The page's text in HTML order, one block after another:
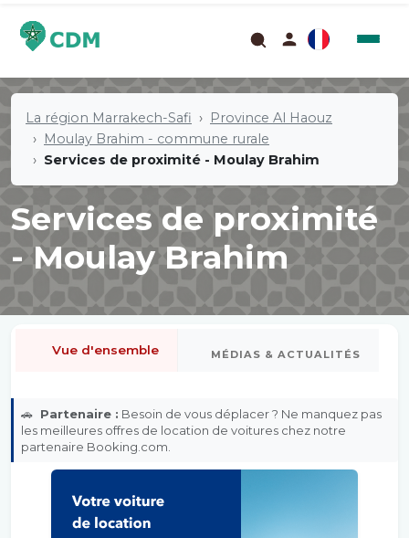
La région Marrakech-Safi
Province Al Haouz
Moulay Brahim - commune rurale
Services de proximité - Moulay Brahim
Services de proximité
- Moulay Brahim
Vue d'ensemble MÉDIAS & ACTUALITÉS
🚗 Partenaire : Besoin de vous déplacer ? Ne manquez pas
les meilleures offres de location de voitures chez notre
partenaire Booking.com.